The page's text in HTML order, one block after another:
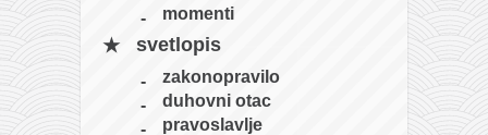
bo
momenti
svetlopis
zakonopravilo
duhovni otac
pravoslavlje